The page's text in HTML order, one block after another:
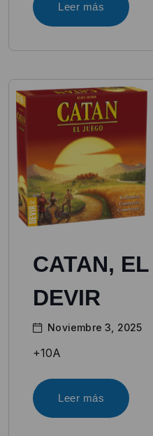
Leer más
CATAN,
DEVIR
Noviembre 3, 2025
+10A
Leer más